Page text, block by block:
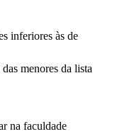
inferiores às de
menores da lista
na faculdade